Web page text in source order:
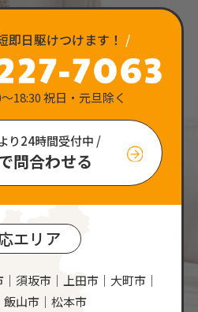
即日駆けつけます！ /
18:30 祝日・元旦除く
り24時間受付中 /
問合わせる
エリア
須坂市｜上田市｜大町市｜
飯山市｜松本市